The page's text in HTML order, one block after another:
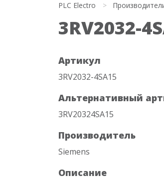
PLC Electro >
3RV2032-
Артикул
3RV2032-4SA15
Альтернативный
3RV20324SA15
Производитель
Siemens
Описание